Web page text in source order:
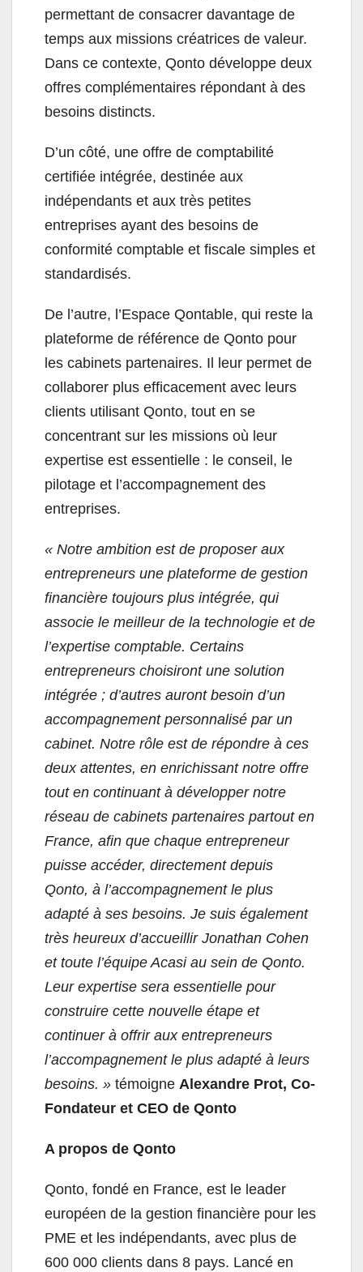
permettant de consacrer davantage de
temps aux missions créatrices de valeur.
Dans ce contexte, Qonto développe deux
offres complémentaires répondant à des
besoins distincts.
D’un côté, une offre de comptabilité
certifiée intégrée, destinée aux
indépendants et aux très petites
entreprises ayant des besoins de
conformité comptable et fiscale simples et
standardisés.
De l’autre, l’Espace Qontable, qui reste la
plateforme de référence de Qonto pour
les cabinets partenaires. Il leur permet de
collaborer plus efficacement avec leurs
clients utilisant Qonto, tout en se
concentrant sur les missions où leur
expertise est essentielle : le conseil, le
pilotage et l’accompagnement des
entreprises.
« Notre ambition est de proposer aux
entrepreneurs une plateforme de gestion
financière toujours plus intégrée, qui
associe le meilleur de la technologie et de
l’expertise comptable. Certains
entrepreneurs choisiront une solution
intégrée ; d’autres auront besoin d’un
accompagnement personnalisé par un
cabinet. Notre rôle est de répondre à ces
deux attentes, en enrichissant notre offre
tout en continuant à développer notre
réseau de cabinets partenaires partout en
France, afin que chaque entrepreneur
puisse accéder, directement depuis
Qonto, à l’accompagnement le plus
adapté à ses besoins. Je suis également
très heureux d’accueillir Jonathan Cohen
et toute l’équipe Acasi au sein de Qonto.
Leur expertise sera essentielle pour
construire cette nouvelle étape et
continuer à offrir aux entrepreneurs
l’accompagnement le plus adapté à leurs
besoins. » témoigne Alexandre Prot, Co-
Fondateur et CEO de Qonto
A propos de Qonto
Qonto, fondé en France, est le leader
européen de la gestion financière pour les
PME et les indépendants, avec plus de
600 000 clients dans 8 pays. Lancé en